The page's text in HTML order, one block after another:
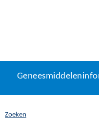
naar
U
zich
hier:
Zoeken